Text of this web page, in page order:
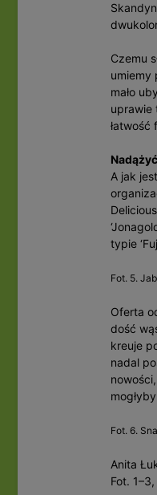
Czemu
umiemy
mało
uprawie
łatwość
A jak
typie
Fot. 5.
Oferta
dość
kreuje
nadal
Fot. 6.
Anita
Fot.